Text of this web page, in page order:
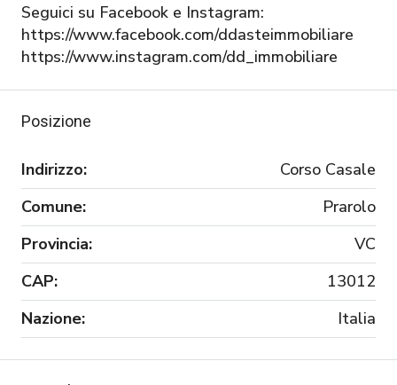
Seguici su Facebook e Instagram:
https://www.facebook.com/ddasteimmobiliare
https://www.instagram.com/dd_immobiliare
Posizione
Indirizzo:
Corso Casale
Comune:
Prarolo
Provincia:
VC
CAP:
13012
Nazione:
Italia